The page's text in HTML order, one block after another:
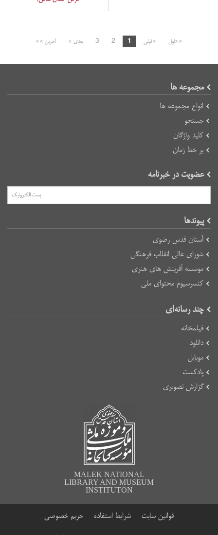
<<اول <قبلی 1
2
3 بعدی > آخرین >>
مجموعه ها
انواع مجموعه ها
جستجو
کلید واژگان
بر خط زمان
عضویت در خبرنامه
پیوند‌ها
آستان قدس رضوی
شورای عالی انقلاب فرهنگی
موسسه آفرینش های هنری
کنسرسیوم محتوای ملی
چند رسانه‌ای
فیلمخانه
دانلود
موبایل
پادکست
گزارش تصویری
MALEK NATIONAL
LIBRARY AND MUSEUM
INSTITUTON
قوانین سایت شرایط استفاده حریم خصوصی